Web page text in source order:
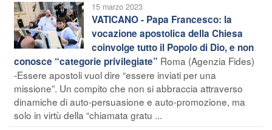
15 marzo 2023
VATICANO - Papa Francesco: la
vocazione apostolica della Chiesa
coinvolge tutto il Popolo di Dio, e non
conosce “categorie privilegiate” Roma (Agenzia Fides)
-Essere apostoli vuol dire “essere inviati per una
missione”. Un compito che non si abbraccia attraverso
dinamiche di auto-persuasione e auto-promozione, ma
solo in virtù della “chiamata gratu ...